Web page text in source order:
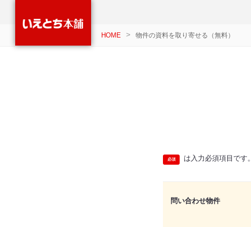
HOME 物件の資料を取り寄せる（無料）
は入力必須項目です。
問い合わせ物件